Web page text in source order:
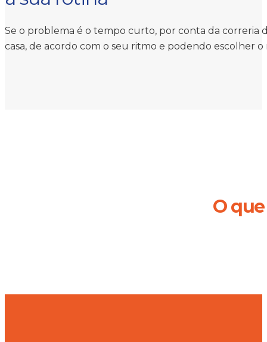
Se o problema é o tempo curto, por conta da correria
casa, de acordo com o seu ritmo e podendo escolher
O